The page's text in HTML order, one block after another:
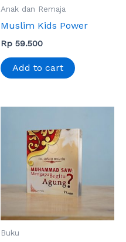
Anak dan Remaja
Muslim Kids Power
Rp 59.500
Add to cart
Buku